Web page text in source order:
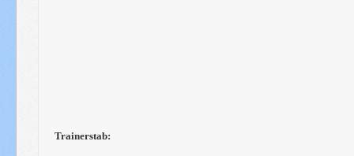
Trainerstab: